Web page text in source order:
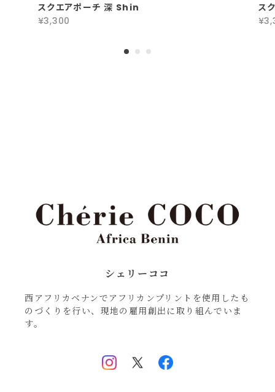
スクエアポーチ 深 Shin
¥3,300
ス
シェリーココ
西アフリカベナンでアフリカンプリントを使用したも
のづくりを行い、現地の雇用創出に取り組んでいま
す。